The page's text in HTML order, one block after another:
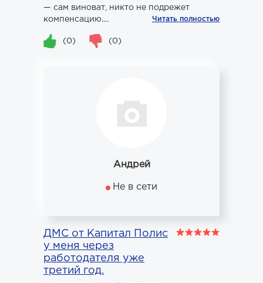
— сам виноват, никто не подрежет
компенсацию....
Читать полностью
(0) (0)
Андрей
Не в сети
ДМС от Капитал Полис
у меня через
работодателя уже
третий год.